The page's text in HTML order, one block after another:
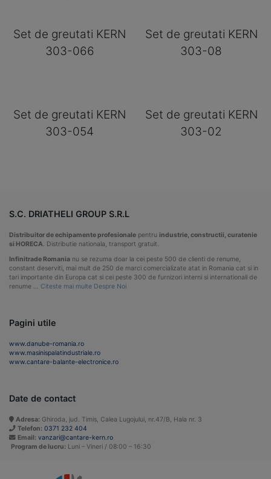
Set de greutati KERN
303-066
Set de greutati KERN
303-08
Set de greutati KERN
303-054
Set de greutati KERN
303-02
S.C. DRIATHELI GROUP S.R.L
Distribuitor de echipamente profesionale pentru industrie, constructii, curatenie
si HORECA. Distributie nationala, transport gratuit.
Infinitrade Romania nu se rezuma doar la cei peste 500 de clienti de renume,
constant deserviti, mai mult de 250 de marci comercializate atat in Romania cat si in
tari importante din Europa cat si cei peste 300 de furnizori interni si internationali de
renume … Citeste mai multe Despre Noi
Pagini utile
www.danube-romania.ro
www.masinispalatindustriale.ro
www.cantare-balante-electronice.ro
Date de contact
Adresa: Ghiroda, jud. Timis, Calea Lugojului, nr.47/B, Hala nr. 3
Telefon: 0371 232 404
Email: vanzari@cantare-kern.ro
Program de lucru: Luni – Vineri / 08:00 – 16:30